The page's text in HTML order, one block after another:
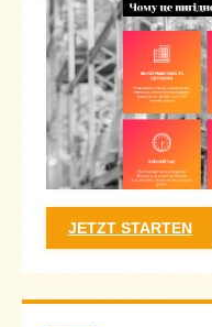
JETZT STARTEN